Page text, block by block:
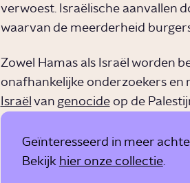
verwoest. Israëlische aanvallen
waarvan de meerderheid
Zowel Hamas als Israël worden
onafhankelijke onderzoekers en
Israël van genocideop de
Geïnteresseerd in meer
Bekijk hier onze collectie.